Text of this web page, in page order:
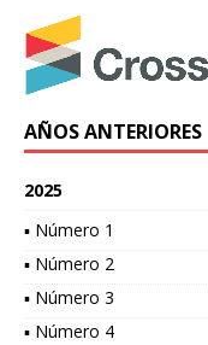
AÑOS ANTERIORES
2025
▪ Número 1
▪ Número 2
▪ Número 3
▪ Número 4